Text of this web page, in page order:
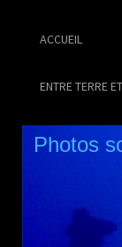
ACCUEIL
ENTRE TERRE
Photos